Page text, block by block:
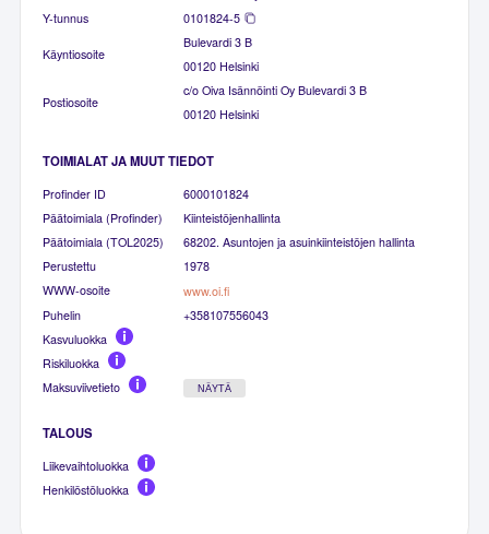
Y-tunnus
0101824-5
Käyntiosoite
Bulevardi 3 B
00120 Helsinki
Postiosoite
c/o Oiva Isännöinti Oy Bulevardi 3 B
00120 Helsinki
TOIMIALAT JA MUUT TIEDOT
Profinder ID
6000101824
Päätoimiala (Profinder)
Kiinteistöjenhallinta
Päätoimiala (TOL2025)
68202. Asuntojen ja asuinkiinteistöjen hallinta
Perustettu
1978
WWW-osoite
www.oi.fi
Puhelin
+358107556043
Kasvuluokka
Riskiluokka
Maksuviivetieto
NÄYTÄ
TALOUS
Liikevaihtoluokka
Henkilöstöluokka